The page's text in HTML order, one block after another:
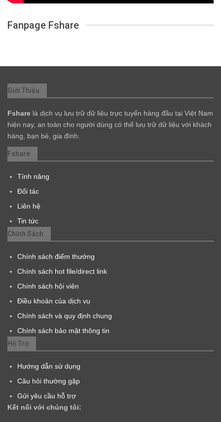
Fanpage Fshare
Giới Thiệu
Fshare là dịch vụ lưu trữ dữ liệu trực tuyến hàng đầu tại Việt Nam
hiện nay, an toàn cho người dùng có thể lưu trữ dữ liệu với khách
hàng, bạn bè, gia đình.
Fshare
Tính năng
Đối tác
Liên hệ
Tin tức
Chính Sách
Chính sách điểm thưởng
Chính sách hot file/direct link
Chính sách hội viên
Điều khoản của dịch vụ
Chính sách và quy định chung
Chính sách bảo mật thông tin
Hỗ Trợ
Hướng dẫn sử dụng
Câu hỏi thường gặp
Gửi yêu cầu hỗ trợ
Kết nối với chúng tôi: